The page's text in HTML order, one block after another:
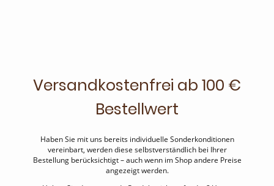
Versandkostenfrei ab 100 €
Bestellwert
Haben Sie mit uns bereits individuelle Sonderkonditionen
vereinbart, werden diese selbstverständlich bei Ihrer
Bestellung berücksichtigt – auch wenn im Shop andere Preise
angezeigt werden.